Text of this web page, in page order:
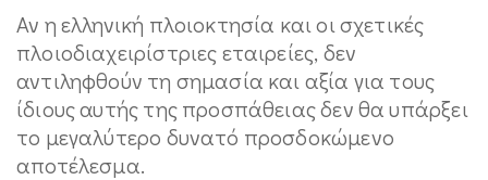
Αν η ελληνική πλοιοκτησία και οι σχετικές
πλοιοδιαχειρίστριες εταιρείες, δεν
αντιληφθούν τη σημασία και αξία για τους
ίδιους αυτής της προσπάθειας δεν θα υπάρξει
το μεγαλύτερο δυνατό προσδοκώμενο
αποτέλεσμα.